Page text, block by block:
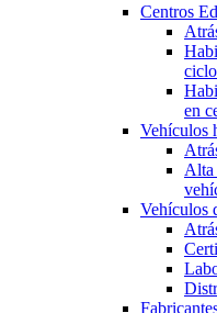
Centros
en
Vehículos
Alta
Vehículos